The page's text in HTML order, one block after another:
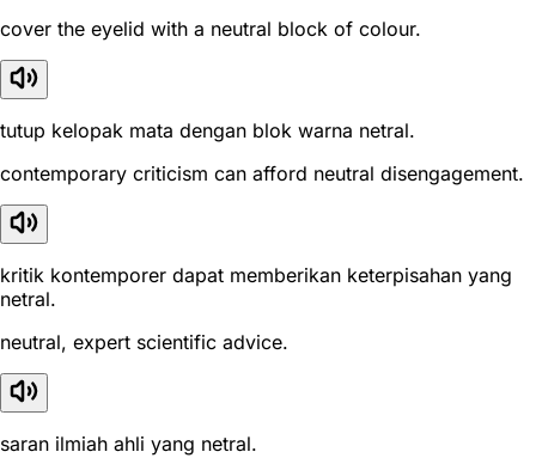
cover the eyelid with a neutral block of colour.
tutup kelopak mata dengan blok warna netral.
contemporary criticism can afford neutral disengagement.
kritik kontemporer dapat memberikan keterpisahan yang
netral.
neutral, expert scientific advice.
saran ilmiah ahli yang netral.